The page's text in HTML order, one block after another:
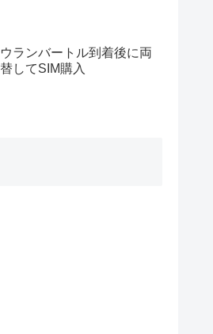
ウランバートル到着後に両
替してSIM購入